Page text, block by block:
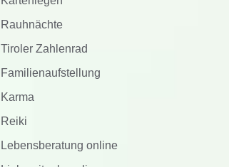
Rauhnächte
Tiroler Zahlenrad
Familienaufstellung
Karma
Reiki
Lebensberatung online